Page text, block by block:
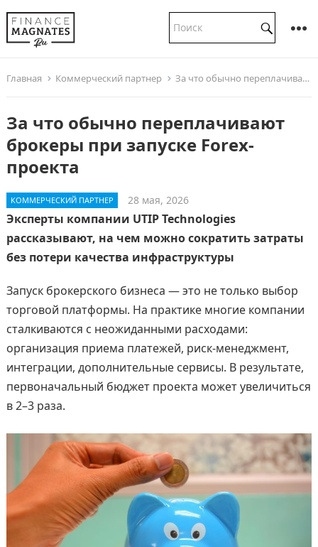
Главная Коммерческий партнер За что обычно переплачивают брокеры при запуске Forex-проекта
За что обычно переплачивают
брокеры при запуске Forex-
проекта
КОММЕРЧЕСКИЙ ПАРТНЕР 28 мая, 2026
Эксперты компании UTIP Technologies
рассказывают, на чем можно сократить затраты
без потери качества инфраструктуры
Запуск брокерского бизнеса — это не только выбор
торговой платформы. На практике многие компании
сталкиваются с неожиданными расходами:
организация приема платежей, риск-менеджмент,
интеграции, дополнительные сервисы. В результате,
первоначальный бюджет проекта может увеличиться
в 2–3 раза.